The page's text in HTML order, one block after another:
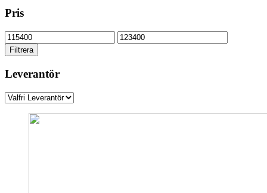
Pris
Min
pris
Max
pris
Filtrera
Leverantör